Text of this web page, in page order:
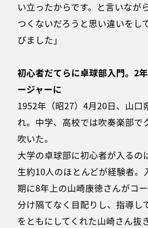
い立ったからです。と言いなが
つくないだろうと思い違いをし
びました」
初心者だてらに卓球部入門。2
ージャーに
1952年（昭27）4月20日、山口
れ。中学、高校では吹奏楽部で
吹いた。
大学の卓球部に初心者が入るの
生約10人のほとんどが経験者。
期に8年上の山崎康徳さんがコー
分け隔てなく目配りし、指導し
をともにしてくれた山崎さん抜